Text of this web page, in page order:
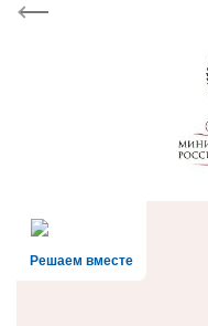
Previous
Решаем вместе